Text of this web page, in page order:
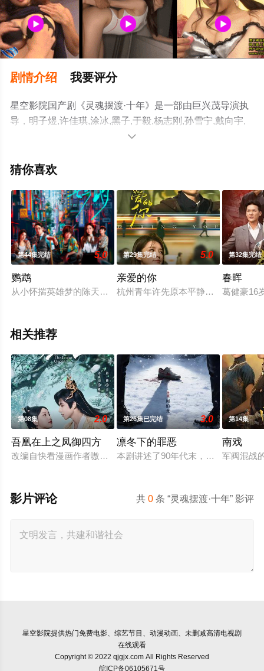
剧情介绍 我要评分
星空影院国产剧《灵魂摆渡·十年》是一部由巨兴茂导演执
导，明子煜,许佳琪,涂冰,黑子,于毅,杨志刚,孙雪宁,戴向宇,
陈冠英,边程,刘智扬,肖茵,王艺禅,李洛伊,韩潇珧,简宇熙,邹
信如,姜馥颐,顾振翔,美懿,芮佩怡等明星演员精彩演绎的中
费观看高清无删减完整版电视剧全集就上星空电影网，更
多相关信息可移步至豆瓣电视剧、电视猫或剧情网等平台
了解。

猜你喜欢
第44集完结 5.0
鹦鹉
从小怀揣英雄梦的陈天爽，自体校毕业后，进入国安系统工作
第29集完结 5.0
亲爱的你
杭州青年许先原本平静的生活在一场
第32集完结
春晖
葛健豪16
相关推荐
第08集 2.0
吾凰在上之凤御四方
改编自快看漫画作者嗷小泽的独家连载漫画《吾凰在上》。现
第26集已完结 3.0
凛冬下的罪恶
本剧讲述了90年代末，怒河市刑侦支
第14集
南戏
军阀混战
共0 条 “灵魂摆渡·十年” 影评
影片评论
星空影院提供热门免费电影、综艺节目、动漫动画、未删减高清电视剧
在线观看
Copyright © 2022 qjgjx.com All Rights Reserved
皖ICP备06105671号